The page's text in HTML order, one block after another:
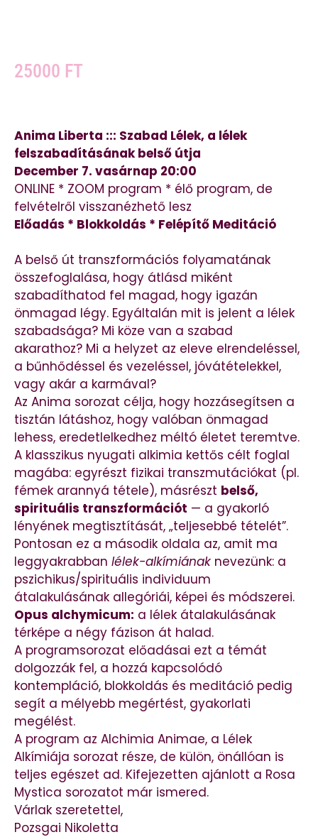
25000 FT
Anima Liberta ::: Szabad Lélek, a lélek
felszabadításának belső útja
December 7. vasárnap 20:00
ONLINE * ZOOM program * élő program, de
felvételről visszanézhető lesz
Előadás * Blokkoldás * Felépítő Meditáció
A belső út transzformációs folyamatának
összefoglalása, hogy átlásd miként
szabadíthatod fel magad, hogy igazán
önmagad légy. Egyáltalán mit is jelent a lélek
szabadsága? Mi köze van a szabad
akarathoz? Mi a helyzet az eleve elrendeléssel,
a bűnhődéssel és vezeléssel, jóvátételekkel,
vagy akár a karmával?
Az Anima sorozat célja, hogy hozzásegítsen a
tisztán látáshoz, hogy valóban önmagad
lehess, eredetlelkedhez méltó életet teremtve.
A klasszikus nyugati alkimia kettős célt foglal
magába: egyrészt fizikai transzmutációkat (pl.
fémek arannyá tétele), másrészt belső,
spirituális transzformációt — a gyakorló
lényének megtisztítását, „teljesebbé tételét”.
Pontosan ez a második oldala az, amit ma
leggyakrabban lélek-alkímiának nevezünk: a
pszichikus/spirituális individuum
átalakulásának allegóriái, képei és módszerei.
Opus alchymicum: a lélek átalakulásának
térképe a négy fázison át halad.
A programsorozat előadásai ezt a témát
dolgozzák fel, a hozzá kapcsolódó
kontempláció, blokkoldás és meditáció pedig
segít a mélyebb megértést, gyakorlati
megélést.
A program az Alchimia Animae, a Lélek
Alkímiája sorozat része, de külön, önállóan is
teljes egészet ad. Kifejezetten ajánlott a Rosa
Mystica sorozatot már ismered.
Várlak szeretettel,
Pozsgai Nikoletta